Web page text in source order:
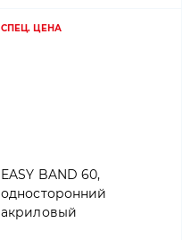
СПЕЦ. ЦЕНА
EASY BAND 60,
односторонний
акриловый